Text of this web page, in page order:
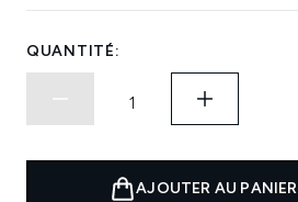
QUANTITÉ:
AJOUTER AU PANIER